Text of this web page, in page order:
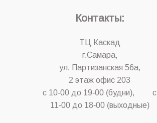
Контакты:
ТЦ Каскад
г.Самара,
ул. Партизанская 56а,
2 этаж офис 203
с 10-00 до 19-00 (будни), с
11-00 до 18-00 (выходные)